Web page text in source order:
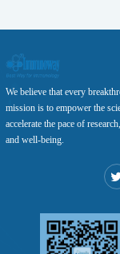
We believe that every
mission is to empower the
accelerate the pace of
and well-being.